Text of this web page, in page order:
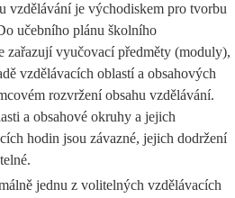
vzdělávání je východiskem pro tvorbu
učebního plánu školního
zařazují vyučovací předměty (moduly),
vzdělávacích oblastí a obsahových
rozvržení obsahu vzdělávání.
a obsahové okruhy a jejich
hodin jsou závazné, jejich dodržení
jednu z volitelných vzdělávacích